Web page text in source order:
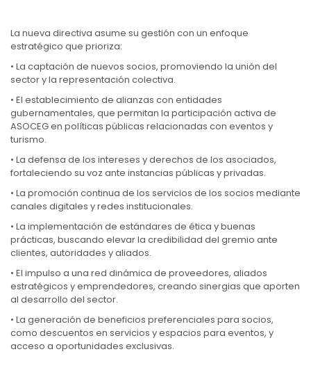
La nueva directiva asume su gestión con un enfoque
estratégico que prioriza:
• La captación de nuevos socios, promoviendo la unión del
sector y la representación colectiva.
• El establecimiento de alianzas con entidades
gubernamentales, que permitan la participación activa de
ASOCEG en políticas públicas relacionadas con eventos y
turismo.
• La defensa de los intereses y derechos de los asociados,
fortaleciendo su voz ante instancias públicas y privadas.
• La promoción continua de los servicios de los socios mediante
canales digitales y redes institucionales.
• La implementación de estándares de ética y buenas
prácticas, buscando elevar la credibilidad del gremio ante
clientes, autoridades y aliados.
• El impulso a una red dinámica de proveedores, aliados
estratégicos y emprendedores, creando sinergias que aporten
al desarrollo del sector.
• La generación de beneficios preferenciales para socios,
como descuentos en servicios y espacios para eventos, y
acceso a oportunidades exclusivas.